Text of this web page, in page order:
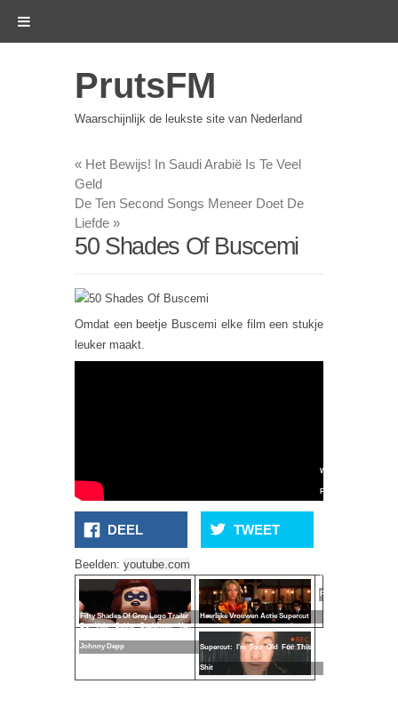
PrutsFM
Waarschijnlijk de leukste site van Nederland
« Het Bewijs! In Saudi Arabië Is Te Veel
Geld
De Ten Second Songs Meneer Doet De
Liefde »
50 Shades Of Buscemi
Omdat een beetje Buscemi elke film een stukje
leuker maakt.
DEEL TWEET
Beelden: youtube.com
Fifty Shades Of Grey Lego Trailer Heerlijke Vrouwen Actie Supercut
When
Fifty
Frozen
De Vele Gekke Gezichten Van
Johnny Depp Supercut: I'm Too Old For This
Shit